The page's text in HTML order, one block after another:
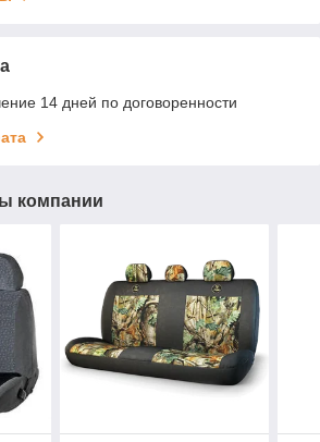
14 дней по договоренности
компании